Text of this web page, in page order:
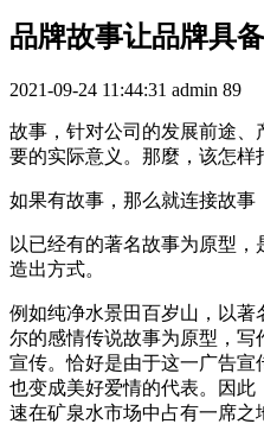
品牌故事让品牌具
2021-09-24 11:44:31 admin 89
故事，针对公司的发展前途
要的实际意义。那麼，该怎样
如果有故事，那么就连接故事
以已经有的著名故事为原型
造出方式。
例如纯净水景田百岁山，以著
尔的感情传说故事为原型，
宣传。恰好是由于这一广告宣
也变成美好爱情的代表。因
速在矿泉水市场中占有一席之